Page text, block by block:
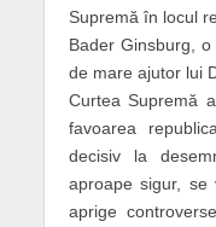
Supremă în locul
Bader Ginsburg,
de mare ajutor lui
Curtea Supremă
favoarea
decisiv la
aproape sigur,
aprige